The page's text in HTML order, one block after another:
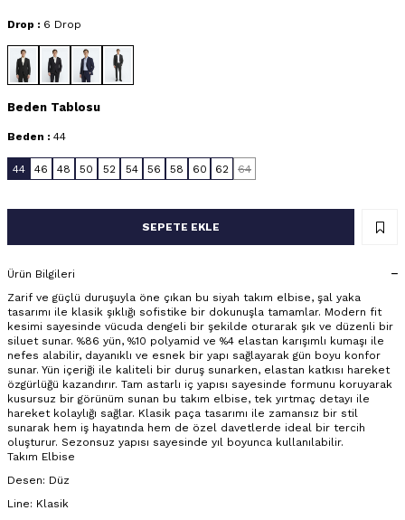
Drop : 6 Drop
Beden Tablosu
Beden : 44
44 46 48 50 52 54 56 58 60 62 64
SEPETE EKLE
Ürün Bilgileri
Zarif ve güçlü duruşuyla öne çıkan bu siyah takım elbise, şal yaka
tasarımı ile klasik şıklığı sofistike bir dokunuşla tamamlar. Modern fit
kesimi sayesinde vücuda dengeli bir şekilde oturarak şık ve düzenli bir
siluet sunar. %86 yün, %10 polyamid ve %4 elastan karışımlı kumaşı ile
nefes alabilir, dayanıklı ve esnek bir yapı sağlayarak gün boyu konfor
sunar. Yün içeriği ile kaliteli bir duruş sunarken, elastan katkısı hareket
özgürlüğü kazandırır. Tam astarlı iç yapısı sayesinde formunu koruyarak
kusursuz bir görünüm sunan bu takım elbise, tek yırtmaç detayı ile
hareket kolaylığı sağlar. Klasik paça tasarımı ile zamansız bir stil
sunarak hem iş hayatında hem de özel davetlerde ideal bir tercih
oluşturur. Sezonsuz yapısı sayesinde yıl boyunca kullanılabilir.
Takım Elbise
Desen: Düz
Line: Klasik